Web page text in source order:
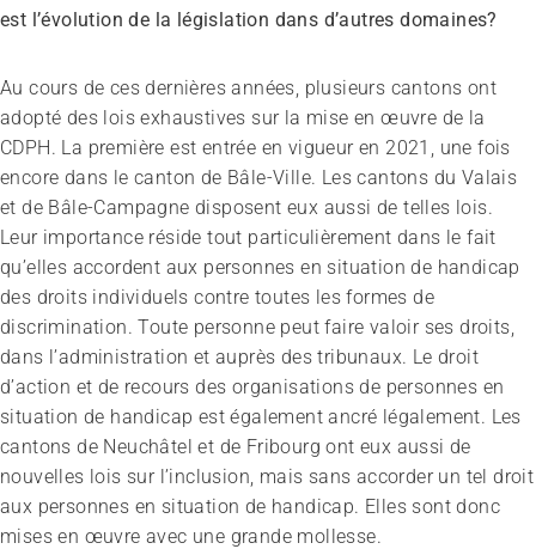
est l’évolution de la législation dans d’autres domaines?
Au cours de ces dernières années, plusieurs cantons ont
adopté des lois exhaustives sur la mise en œuvre de la
CDPH. La première est entrée en vigueur en 2021, une fois
encore dans le canton de Bâle-Ville. Les cantons du Valais
et de Bâle-Campagne disposent eux aussi de telles lois.
Leur importance réside tout particulièrement dans le fait
qu’elles accordent aux personnes en situation de handicap
des droits individuels contre toutes les formes de
discrimination. Toute personne peut faire valoir ses droits,
dans l’administration et auprès des tribunaux. Le droit
d’action et de recours des organisations de personnes en
situation de handicap est également ancré légalement. Les
cantons de Neuchâtel et de Fribourg ont eux aussi de
nouvelles lois sur l’inclusion, mais sans accorder un tel droit
aux personnes en situation de handicap. Elles sont donc
mises en œuvre avec une grande mollesse.